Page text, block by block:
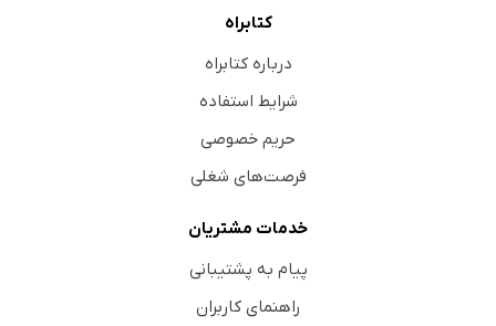
کتابراه
درباره کتابراه
شرایط استفاده
حریم خصوصی
فرصت‌های شغلی
خدمات مشتریان
پیام به پشتیبانی
راهنمای کاربران